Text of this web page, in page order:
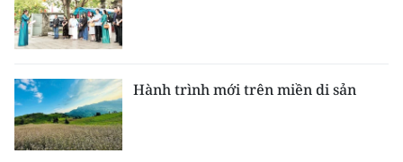
Hành trình mới trên miền di sản